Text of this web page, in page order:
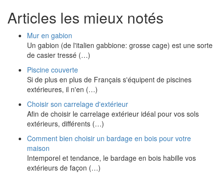
Articles les mieux notés
Mur en gabion
Un gabion (de l'italien gabbione: grosse cage) est une sorte
de casier tressé (…)
Piscine couverte
Si de plus en plus de Français s'équipent de piscines
extérieures, il n'en (…)
Choisir son carrelage d'extérieur
Afin de choisir le carrelage extérieur idéal pour vos sols
extérieurs, différents (…)
Comment bien choisir un bardage en bois pour votre
maison
Intemporel et tendance, le bardage en bois habille vos
extérieurs de façon (…)